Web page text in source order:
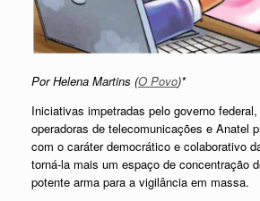
Por Helena Martins (O Povo)*
Iniciativas impetradas pelo governo
operadoras de telecomunicações e Anatel
com o caráter democrático e colaborativo
torná-la mais um espaço de concentração
potente arma para a vigilância em massa.